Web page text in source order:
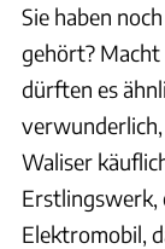
Sie haben
gehört?
dürften es
Waliser
Erstlingswerk,
Elektromobil,